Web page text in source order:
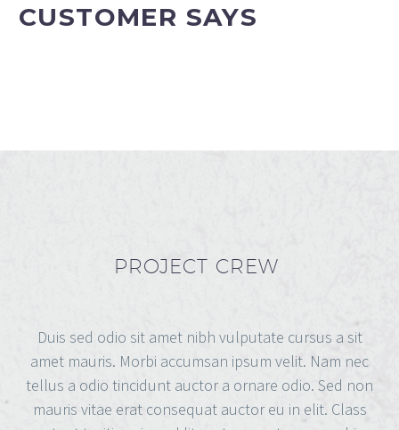
CUSTOMER SAYS
PROJECT CREW
Duis sed odio sit amet nibh vulputate cursus a sit
amet mauris. Morbi accumsan ipsum velit. Nam nec
tellus a odio tincidunt auctor a ornare odio. Sed non
mauris vitae erat consequat auctor eu in elit. Class